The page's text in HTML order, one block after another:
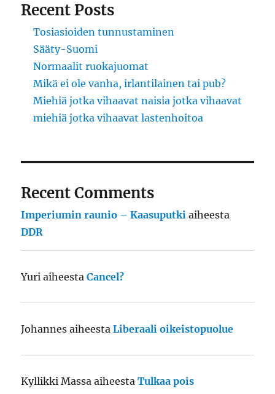
Recent Posts
Tosiasioiden tunnustaminen
Sääty-Suomi
Normaalit ruokajuomat
Mikä ei ole vanha, irlantilainen tai pub?
Miehiä jotka vihaavat naisia jotka vihaavat
miehiä jotka vihaavat lastenhoitoa
Recent Comments
Imperiumin raunio – Kaasuputki aiheesta
DDR
Yuri aiheestaCancel?
Johannes aiheestaLiberaali oikeistopuolue
Kyllikki Massa aiheestaTulkaa pois